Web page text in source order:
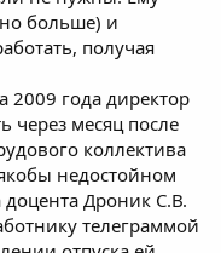
больше) и
получая
2009 года директор
через месяц после
коллектива
недостойном
Дроник С.В.
телеграммой